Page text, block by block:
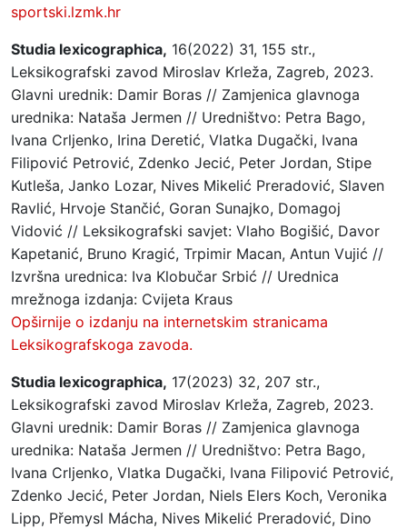
sportski.lzmk.hr
Studia lexicographica, 16(2022) 31, 155 str.,
Leksikografski zavod Miroslav Krleža, Zagreb, 2023.
Glavni urednik: Damir Boras // Zamjenica glavnoga
urednika: Nataša Jermen // Uredništvo: Petra Bago,
Ivana Crljenko, Irina Deretić, Vlatka Dugački, Ivana
Filipović Petrović, Zdenko Jecić, Peter Jordan, Stipe
Kutleša, Janko Lozar, Nives Mikelić Preradović, Slaven
Ravlić, Hrvoje Stančić, Goran Sunajko, Domagoj
Vidović // Leksikografski savjet: Vlaho Bogišić, Davor
Kapetanić, Bruno Kragić, Trpimir Macan, Antun Vujić //
Izvršna urednica: Iva Klobučar Srbić // Urednica
mrežnoga izdanja: Cvijeta Kraus
Opširnije o izdanju na internetskim stranicama
Leksikografskoga zavoda.
Studia lexicographica, 17(2023) 32, 207 str.,
Leksikografski zavod Miroslav Krleža, Zagreb, 2023.
Glavni urednik: Damir Boras // Zamjenica glavnoga
urednika: Nataša Jermen // Uredništvo: Petra Bago,
Ivana Crljenko, Vlatka Dugački, Ivana Filipović Petrović,
Zdenko Jecić, Peter Jordan, Niels Elers Koch, Veronika
Lipp, Přemysl Mácha, Nives Mikelić Preradović, Dino